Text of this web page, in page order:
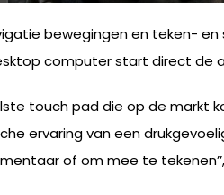
bewegingen en teken-
computer start direct de
touch pad die op de markt
ervaring van een
of om mee te